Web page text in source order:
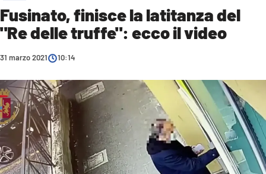
CRONACA
POLITICA
ITALIA MONDO
SANITÀ
SPORT
CULTURA
Fusinato, finisce la latitanza del
"Re delle truffe": ecco il video
31 marzo 2021 10:14